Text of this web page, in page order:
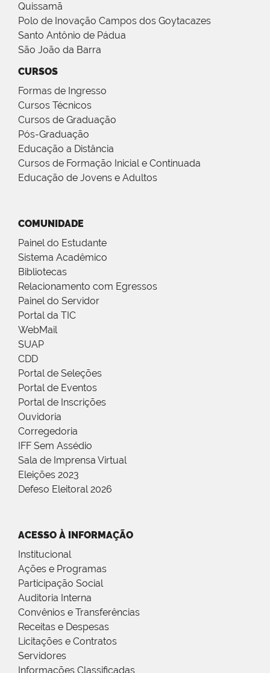
Quissamã
Polo de Inovação Campos dos Goytacazes
Santo Antônio de Pádua
São João da Barra
CURSOS
Formas de Ingresso
Cursos Técnicos
Cursos de Graduação
Pós-Graduação
Educação a Distância
Cursos de Formação Inicial e Continuada
Educação de Jovens e Adultos
COMUNIDADE
Painel do Estudante
Sistema Acadêmico
Bibliotecas
Relacionamento com Egressos
Painel do Servidor
Portal da TIC
WebMail
SUAP
CDD
Portal de Seleções
Portal de Eventos
Portal de Inscrições
Ouvidoria
Corregedoria
IFF Sem Assédio
Sala de Imprensa Virtual
Eleições 2023
Defeso Eleitoral 2026
ACESSO À INFORMAÇÃO
Institucional
Ações e Programas
Participação Social
Auditoria Interna
Convênios e Transferências
Receitas e Despesas
Licitações e Contratos
Servidores
Informações Classificadas